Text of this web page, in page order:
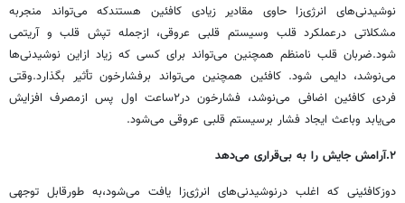
نوشیدنی‌های انرژی‌زا حاوی مقادیر زیادی کافئین هستندکه می‌تواند منجربه
مشکلاتی درعملکرد قلب وسیستم قلبی عروقی، ازجمله تپش قلب و آریتمی
شود.ضربان قلب نامنظم همچنین می‌تواند برای کسی که زیاد ازاین نوشیدنی‌ها
می‌نوشد، دایمی شود. کافئین همچنین می‌تواند برفشارخون تأثیر بگذارد.وقتی
فردی کافئین اضافی می‌نوشد، فشارخون در۲ساعت اول پس ازمصرف افزایش
می‌یابد وباعث ایجاد فشار برسیستم قلبی عروقی می‌شود.
۲.آرامش جایش را به بی‌قراری می‌دهد
دوزکافئینی که اغلب درنوشیدنی‌های انرژی‌زا یافت می‌شود،به طورقابل توجهی